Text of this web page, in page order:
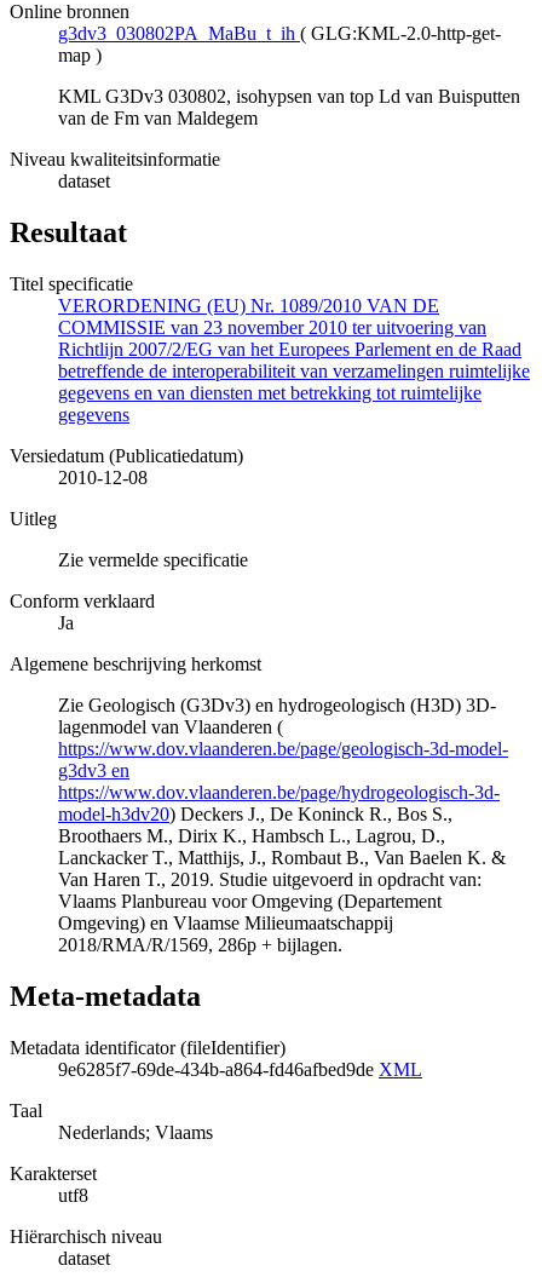
Online bronnen
g3dv3_030802PA_MaBu_t_ih ( GLG:KML-2.0-http-get-
map )
KML G3Dv3 030802, isohypsen van top Ld van Buisputten
van de Fm van Maldegem
Niveau kwaliteitsinformatie
dataset
Resultaat
Titel specificatie
VERORDENING (EU) Nr. 1089/2010 VAN DE
COMMISSIE van 23 november 2010 ter uitvoering van
Richtlijn 2007/2/EG van het Europees Parlement en de Raad
betreffende de interoperabiliteit van verzamelingen ruimtelijke
gegevens en van diensten met betrekking tot ruimtelijke
gegevens
Versiedatum (Publicatiedatum)
2010-12-08
Uitleg
Zie vermelde specificatie
Conform verklaard
Ja
Algemene beschrijving herkomst
Zie Geologisch (G3Dv3) en hydrogeologisch (H3D) 3D-
lagenmodel van Vlaanderen (
https://www.dov.vlaanderen.be/page/geologisch-3d-model-
g3dv3 en
https://www.dov.vlaanderen.be/page/hydrogeologisch-3d-
model-h3dv20) Deckers J., De Koninck R., Bos S.,
Broothaers M., Dirix K., Hambsch L., Lagrou, D.,
Lanckacker T., Matthijs, J., Rombaut B., Van Baelen K. &
Van Haren T., 2019. Studie uitgevoerd in opdracht van:
Vlaams Planbureau voor Omgeving (Departement
Omgeving) en Vlaamse Milieumaatschappij
2018/RMA/R/1569, 286p + bijlagen.
Meta-metadata
Metadata identificator (fileIdentifier)
9e6285f7-69de-434b-a864-fd46afbed9de XML
Taal
Nederlands; Vlaams
Karakterset
utf8
Hiërarchisch niveau
dataset